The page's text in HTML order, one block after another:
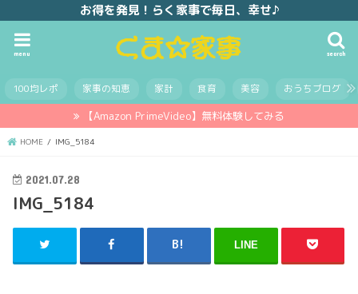
お得を発見！らく家事で毎日、幸せ♪
search
menu
100均レポ 家事の知恵 家計 食育 美容 おうちブログ
【Amazon PrimeVideo】無料体験してみる
HOME IMG_5184
2021.07.28
IMG_5184
LINE